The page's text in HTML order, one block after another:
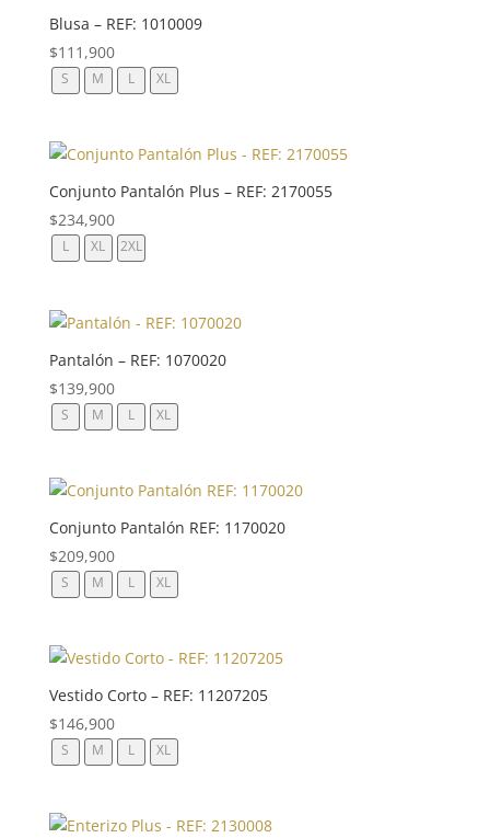
Blusa – REF: 1010009
$111,900
S M L XL
Conjunto Pantalón Plus – REF: 2170055
$234,900
L XL 2XL
Pantalón – REF: 1070020
$139,900
S M L XL
Conjunto Pantalón REF: 1170020
$209,900
S M L XL
Vestido Corto – REF: 11207205
$146,900
S M L XL